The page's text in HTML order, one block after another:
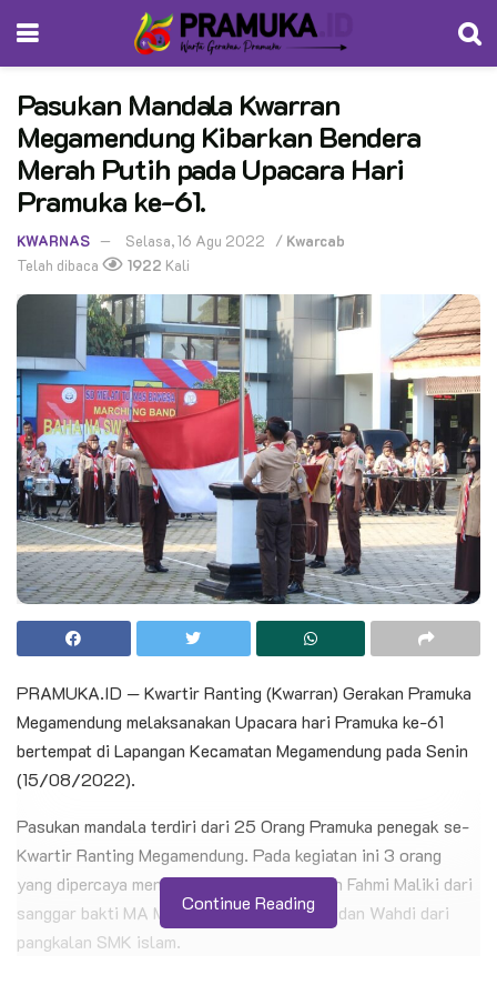
Pasukan Mandala Kwarran
Megamendung Kibarkan Bendera
Merah Putih pada Upacara Hari
Pramuka ke-61.
KWARNAS Selasa, 16 Agu 2022 / Kwarcab
Telah dibaca
1922 Kali
PRAMUKA.ID — Kwartir Ranting (Kwarran) Gerakan Pramuka
Megamendung melaksanakan Upacara hari Pramuka ke-61
bertempat di Lapangan Kecamatan Megamendung pada Senin
(15/08/2022).
Pasukan mandala terdiri dari 25 Orang Pramuka penegak se-
Kwartir Ranting Megamendung. Pada kegiatan ini 3 orang
yang dipercaya mengibarkan bendera adalah Fahmi Maliki dari
sanggar bakti MA Miftahul Huda, M. Arpan dan Wahdi dari
pangkalan SMK islam.
Continue Reading